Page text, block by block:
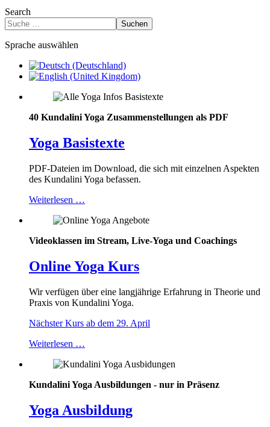
Search
Suchen
Sprache auswählen
40 Kundalini Yoga Zusammenstellungen als PDF
Yoga Basistexte
PDF-Dateien im Download, die sich mit einzelnen Aspekten
des Kundalini Yoga befassen.
Weiterlesen …
Videoklassen im Stream, Live-Yoga und Coachings
Online Yoga Kurs
Wir verfügen über eine langjährige Erfahrung in Theorie und
Praxis von Kundalini Yoga.
Nächster Kurs ab dem 29. April
Weiterlesen …
Kundalini Yoga Ausbildungen - nur in Präsenz
Yoga Ausbildung